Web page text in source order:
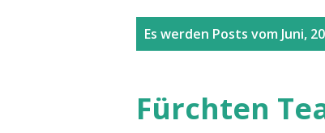
Es werden Posts vom Juni,
Fürchten